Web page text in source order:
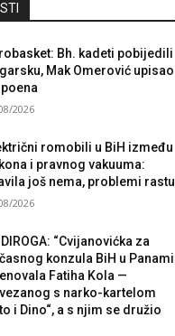
Bh. kadeti pobijedili
Mak Omerović upisao
2026
romobili u BiH između
i pravnog vakuuma:
još nema, problemi rastu
2026
“Cvijanovićka za
konzula BiH u Panami
Fatiha Kola —
s narko-kartelom
i Dino“, a s njim se družio